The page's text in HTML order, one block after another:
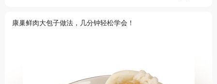
康巢鲜肉大包子做法，几分钟轻松学会！